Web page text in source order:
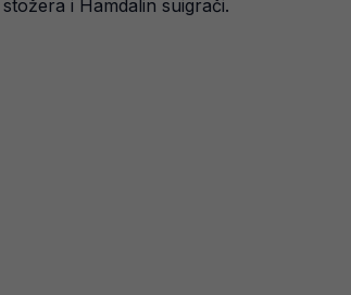
i Hamdalin suigrači.